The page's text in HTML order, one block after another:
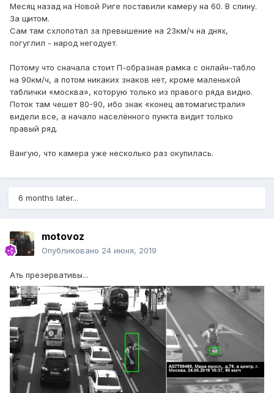
Месяц назад на Новой Риге поставили камеру на 60. В спину.
За щитом.
Сам там схлопотал за превышение на 23км/ч на днях,
погуглил - народ негодует.
Потому что сначала стоит П-образная рамка с онлайн-табло
на 90км/ч, а потом никаких знаков нет, кроме маленькой
таблички «москва», которую только из правого ряда видно.
Поток там чешет 80-90, ибо знак «конец автомагистрали»
видели все, а начало населённого пункта видит только
правый ряд.
Вангую, что камера уже несколько раз окупилась.
6 months later...
motovoz
Опубликовано 24 июня, 2019
Ать презервативы...